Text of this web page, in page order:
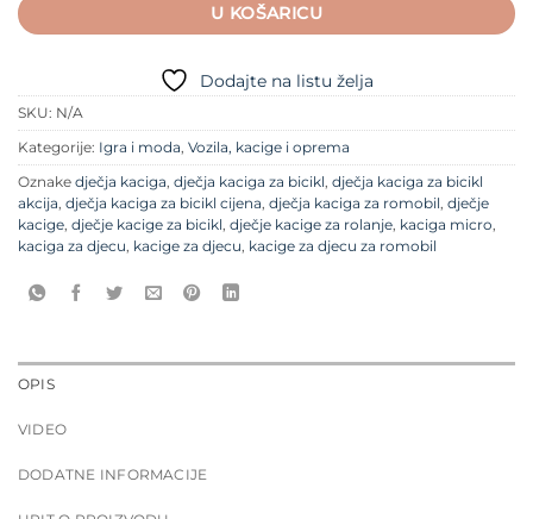
U KOŠARICU
Dodajte na listu želja
SKU: N/A
Kategorije: Igra i moda Vozila, kacige i oprema
Oznake dječja kaciga dječja kaciga za bicikl dječja kaciga za bicikl
akcija dječja kaciga za bicikl cijena dječja kaciga za romobil dječje
kacige dječje kacige za bicikl dječje kacige za rolanje kaciga micro
kaciga za djecu kacige za djecu kacige za djecu za romobil
OPIS
VIDEO
DODATNE INFORMACIJE